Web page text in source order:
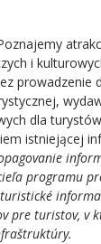
i
dla
istniejącej
programu
pre turistov,